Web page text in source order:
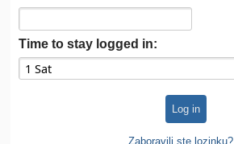
Time to stay logged in:
Zaboravili ste lozinku?